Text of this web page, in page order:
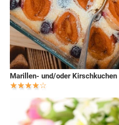
Marillen- und/oder Kirschkuchen